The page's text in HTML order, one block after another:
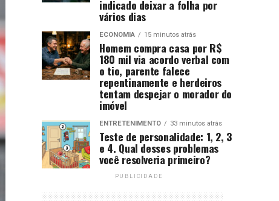
indicado deixar a folha por
vários dias
ECONOMIA 15 minutos atrás
Homem compra casa por R$
180 mil via acordo verbal com
o tio, parente falece
repentinamente e herdeiros
tentam despejar o morador do
imóvel
ENTRETENIMENTO 33 minutos atrás
Teste de personalidade: 1, 2, 3
e 4. Qual desses problemas
você resolveria primeiro?
PUBLICIDADE